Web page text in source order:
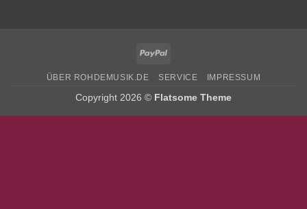
PayPal
ÜBER ROHDEMUSIK.DE SERVICE IMPRESSUM
Copyright 2026 © Flatsome Theme